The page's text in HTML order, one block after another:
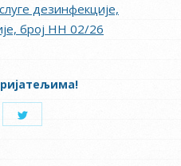
дезинфекције,
број НН 02/26